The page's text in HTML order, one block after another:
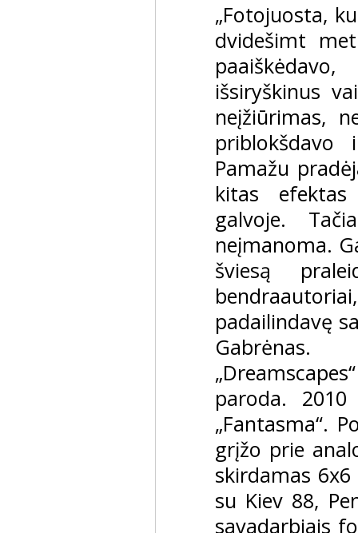
„Fotojuosta,
dvidešimt
išsiryškinus
neįžiūrimas,
priblokšdavo
Pamažu
kitas
galvoje.
neįmanoma.
šviesą
padailindavę
Gabrėnas.
paroda.
„Fantasma“.
grįžo prie
skirdamas
su Kiev 88,
savadarbiais